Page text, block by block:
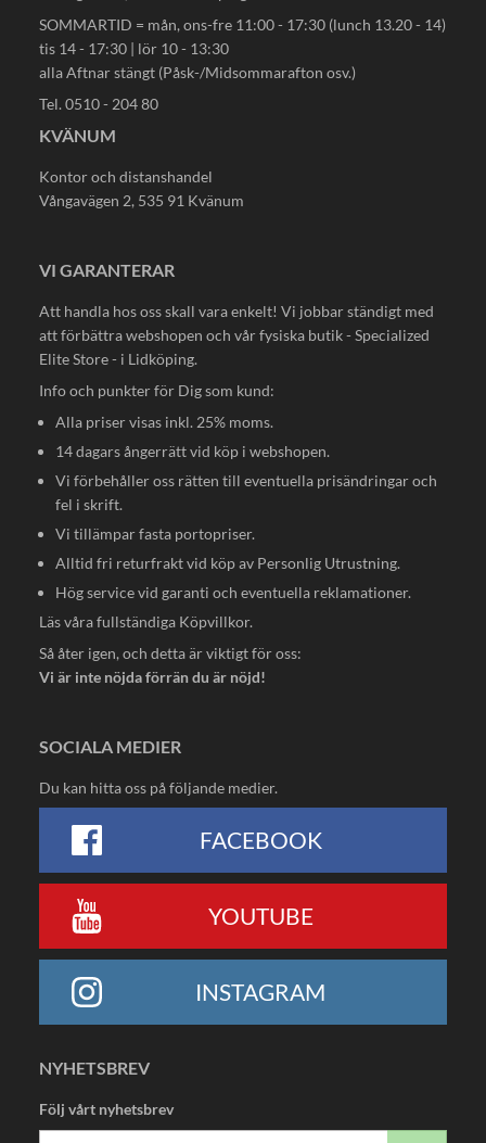
SOMMARTID = mån, ons-fre 11:00 - 17:30 (lunch 13.20 - 14)
tis 14 - 17:30 | lör 10 - 13:30
alla Aftnar stängt (Påsk-/Midsommarafton osv.)
Tel. 0510 - 204 80
KVÄNUM
Kontor och distanshandel
Vångavägen 2, 535 91 Kvänum
VI GARANTERAR
Att handla hos oss skall vara enkelt! Vi jobbar ständigt med
att förbättra webshopen och vår fysiska butik - Specialized
Elite Store - i Lidköping.
Info och punkter för Dig som kund:
Alla priser visas inkl. 25% moms.
14 dagars ångerrätt vid köp i webshopen.
Vi förbehåller oss rätten till eventuella prisändringar och
fel i skrift.
Vi tillämpar fasta portopriser.
Alltid fri returfrakt vid köp av Personlig Utrustning.
Hög service vid garanti och eventuella reklamationer.
Läs våra fullständiga Köpvillkor.
Så åter igen, och detta är viktigt för oss:
Vi är inte nöjda förrän du är nöjd!
SOCIALA MEDIER
Du kan hitta oss på följande medier.
FACEBOOK
YOUTUBE
INSTAGRAM
NYHETSBREV
Följ vårt nyhetsbrev